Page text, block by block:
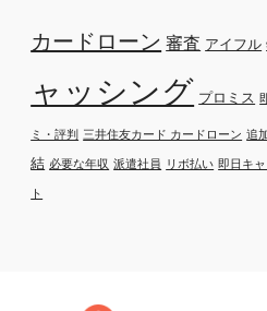
カードローン 審査 アイフル
ャッシング プロミス
ミ・評判 三井住友カード カードローン 追
結 必要な年収 派遣社員 リボ払い 即日キ
ト